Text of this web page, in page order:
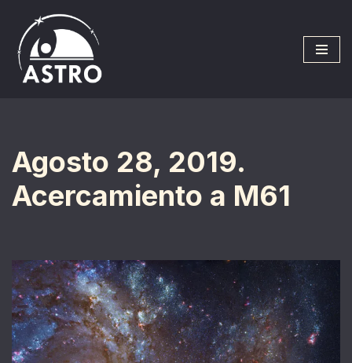
Saltar
al
contenido
Agosto 28, 2019.
Acercamiento a M61